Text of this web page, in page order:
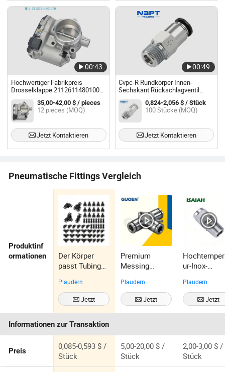
00:43
Hochwertiger Fabrikpreis
Drosselklappe 21126114801000
für Lada für Russland
35,00-42,00 $ / pieces
12 pieces (MOQ)
Jetzt Kontaktieren
00:49
Cvpc-R Rundkörper Innen-
Sechskant Rückschlagventil
Einweg Männlich Gerade
Pneumatische Steckfittings
0,824-2,056 $ / Stück
100 Stücke (MOQ)
Jetzt Kontaktieren
Pneumatische Fittings Vergleich
Produktinf
ormationen
Der Körper
passt Tubing
bis Multi-
Winkel-
Schwenk-
Ellbogen-
Design Mini-
Typ Kunststoff
Druckfitting an
Plaudern
Jetzt
Kontaktieren
Premium
Messing
gen für Metall
Push-in T-
Stück 1/4 Bsp
männlich
gerade
pneumatische
Verbindung
Rückschlagven
Plaudern
Jetzt
Kontaktieren
ur-Inox-
Push-on 316
s für die
Plaudern
Jetzt
Informationen zur Transaktion
Preis
0,085-0,593 $ /
Stück
5,00-20,00 $ /
Stück
2,00-3,00 $ /
Stück